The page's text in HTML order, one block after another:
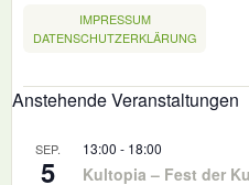
IMPRESSUM
DATENSCHUTZERKLÄRUNG
Anstehende Veranstaltungen
SEP.
5
13:00 - 18:00
Kultopia – Fest der